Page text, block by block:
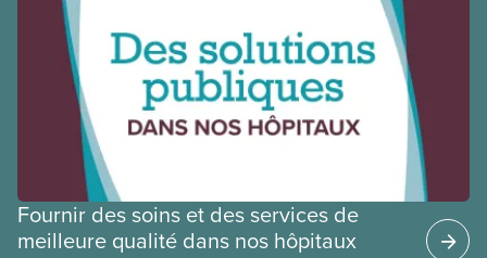
du Comité national pour la justice raciale et du
Conseil national des Autochtones. L’article de ce
mois-ci présente Cora Mojica, membre du Comité
national pour la justice raciale.
Fournir des soins et des services de
meilleure qualité dans nos hôpitaux